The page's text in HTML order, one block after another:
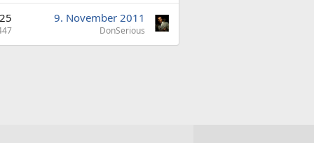
25 9. November 2011
DonSerious